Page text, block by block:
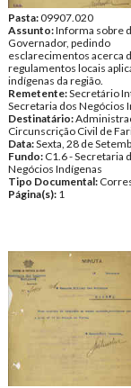
Pasta:09907.020
Assunto:Informa sobre
Governador, pedindo
esclarecimentos acerca
regulamentos locais
indígenas da região.
Remetente:Secretário
Secretaria dos Negócios
Destinatário:
Circunscrição Civil de
Data:Sexta, 28 de
Fundo: C1.6 - Secretaria
Negócios Indígenas
Tipo Documental:
Página(s): 1